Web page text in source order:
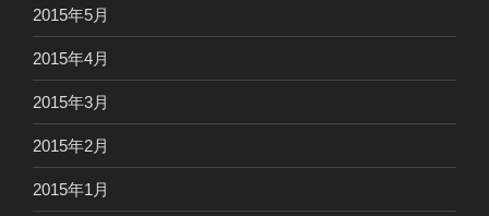
2015年5月
2015年4月
2015年3月
2015年2月
2015年1月